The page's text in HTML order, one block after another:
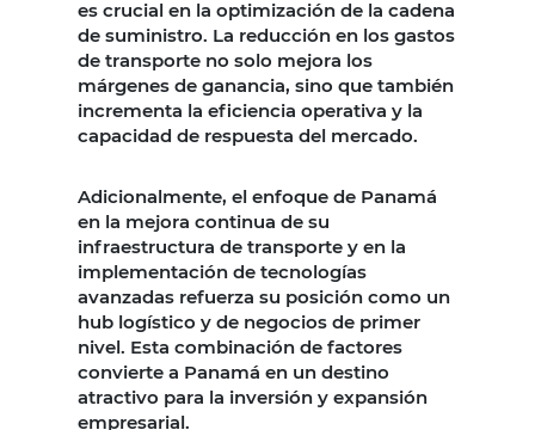
es crucial en la optimización de la cadena
de suministro. La reducción en los gastos
de transporte no solo mejora los
márgenes de ganancia, sino que también
incrementa la eficiencia operativa y la
capacidad de respuesta del mercado.
Adicionalmente, el enfoque de Panamá
en la mejora continua de su
infraestructura de transporte y en la
implementación de tecnologías
avanzadas refuerza su posición como un
hub logístico y de negocios de primer
nivel. Esta combinación de factores
convierte a Panamá en un destino
atractivo para la inversión y expansión
empresarial.